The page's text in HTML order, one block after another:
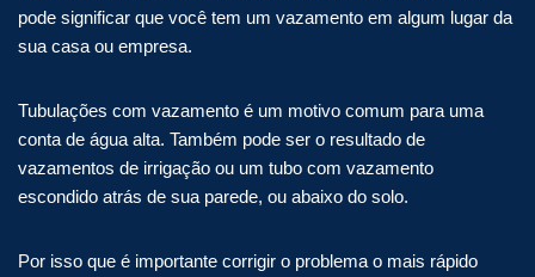
pode significar que você tem um vazamento em algum lugar da
sua casa ou empresa.
Tubulações com vazamento é um motivo comum para uma
conta de água alta. Também pode ser o resultado de
vazamentos de irrigação ou um tubo com vazamento
escondido atrás de sua parede, ou abaixo do solo.
Por isso que é importante corrigir o problema o mais rápido